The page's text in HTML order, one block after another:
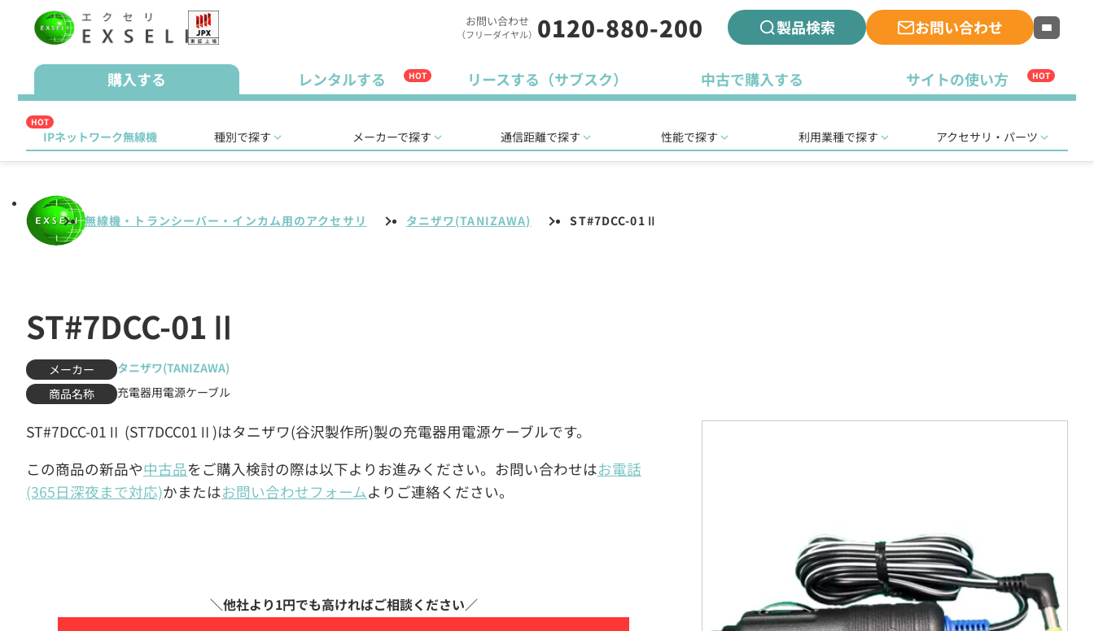
お問い合わせ
（フリーダイヤル） 0120-880-200 製品検索 お問い合わせ
購入する レンタルする HOT リースする（サブスク） 中古で購入する サイトの使い方 HOT
HOT
IPネットワーク無線機 種別で探す メーカーで探す 通信距離で探す 性能で探す 利用業種で探す アクセサリ・パーツ
無線機・トランシーバー・インカム用のアクセサリ タニザワ(TANIZAWA) ST#7DCC-01Ⅱ
ST#7DCC-01Ⅱ
メーカー
タニザワ(TANIZAWA)
商品名称
充電器用電源ケーブル
ST#7DCC-01Ⅱ (ST7DCC01Ⅱ)はタニザワ(谷沢製作所)製の充電器用電源ケーブルです。
この商品の新品や中古品をご購入検討の際は以下よりお進みください。お問い合わせはお電話
(365日深夜まで対応)かまたはお問い合わせフォームよりご連絡ください。